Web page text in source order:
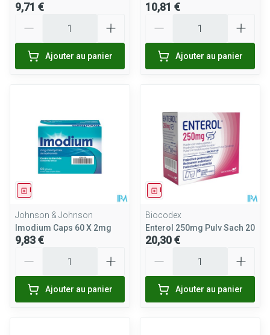
9,71 €
Ajouter au panier
10,81 €
Ajouter au panier
Johnson & Johnson
Imodium Caps 60 X 2mg
9,83 €
Ajouter au panier
Biocodex
Enterol 250mg Pulv Sach 20
20,30 €
Ajouter au panier